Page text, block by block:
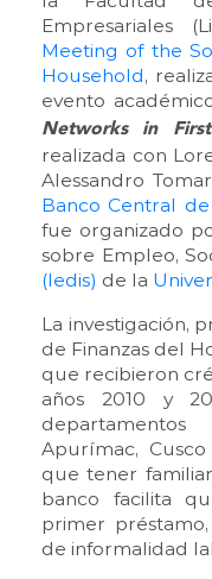
Empresariales
Meeting of the
Household,
evento
Networks in
realizada con
Alessandro
Banco Central
fue organizado
sobre Empleo,
(Iedis) de la
La investigación,
de Finanzas del
que recibieron
años 2010 y
Apurímac,
que tener
banco facilita
primer
de informalidad